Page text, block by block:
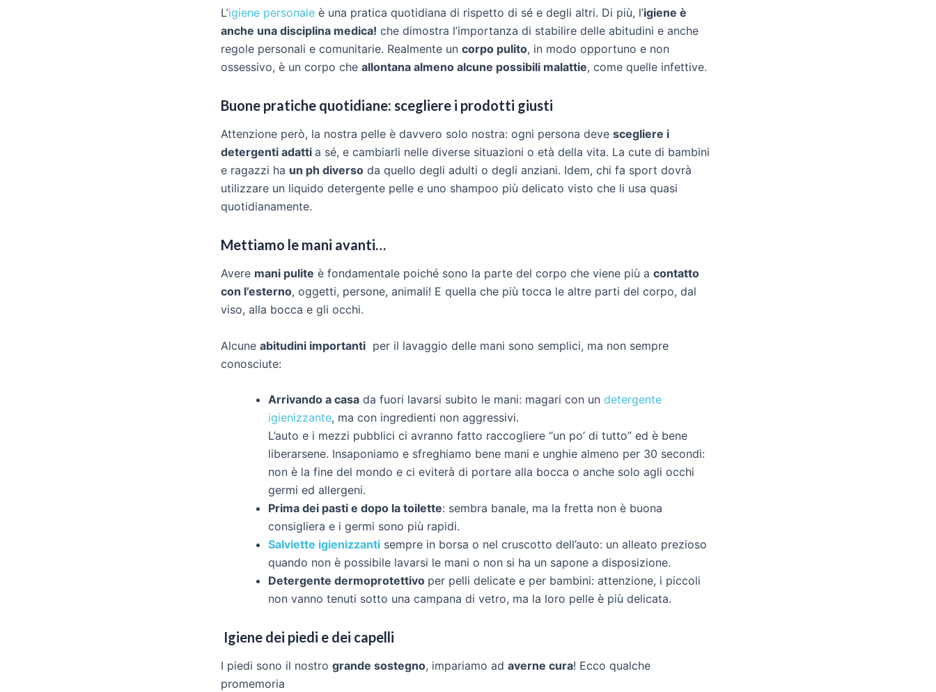
L’igiene personale è una pratica quotidiana di rispetto di sé e degli altri. Di più, l’igiene è
anche una disciplina medica! che dimostra l’importanza di stabilire delle abitudini e anche
regole personali e comunitarie. Realmente un corpo pulito, in modo opportuno e non
ossessivo, è un corpo che allontana almeno alcune possibili malattie, come quelle infettive.
Buone pratiche quotidiane: scegliere i prodotti giusti
Attenzione però, la nostra pelle è davvero solo nostra: ogni persona deve scegliere i
detergenti adatti a sé, e cambiarli nelle diverse situazioni o età della vita. La cute di bambini
e ragazzi ha un ph diverso da quello degli adulti o degli anziani. Idem, chi fa sport dovrà
utilizzare un liquido detergente pelle e uno shampoo più delicato visto che li usa quasi
quotidianamente.
Mettiamo le mani avanti…
Avere mani pulite è fondamentale poiché sono la parte del corpo che viene più a contatto
con l’esterno, oggetti, persone, animali! E quella che più tocca le altre parti del corpo, dal
viso, alla bocca e gli occhi.
Alcune abitudini importanti per il lavaggio delle mani sono semplici, ma non sempre
conosciute:
Arrivando a casa da fuori lavarsi subito le mani: magari con un detergente
igienizzante, ma con ingredienti non aggressivi.
L’auto e i mezzi pubblici ci avranno fatto raccogliere “un po’ di tutto” ed è bene
liberarsene. Insaponiamo e sfreghiamo bene mani e unghie almeno per 30 secondi:
non è la fine del mondo e ci eviterà di portare alla bocca o anche solo agli occhi
germi ed allergeni.
Prima dei pasti e dopo la toilette: sembra banale, ma la fretta non è buona
consigliera e i germi sono più rapidi.
Salviette igienizzanti sempre in borsa o nel cruscotto dell’auto: un alleato prezioso
quando non è possibile lavarsi le mani o non si ha un sapone a disposizione.
Detergente dermoprotettivo per pelli delicate e per bambini: attenzione, i piccoli
non vanno tenuti sotto una campana di vetro, ma la loro pelle è più delicata.
Igiene dei piedi e dei capelli
I piedi sono il nostro grande sostegno, impariamo ad averne cura! Ecco qualche
promemoria